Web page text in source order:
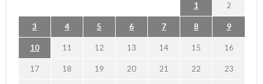
1 2
3 4 5 6 7 8 9
10 11 12 13 14 15 16
17 18 19 20 21 22 23